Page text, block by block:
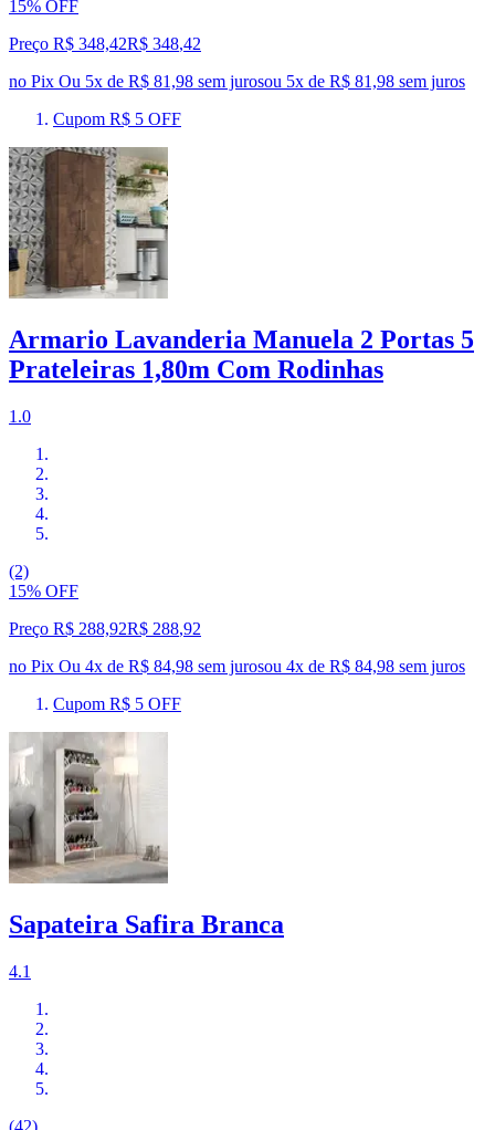
15% OFF
Preço R$ 348,42R$ 348,42
no Pix Ou 5x de R$ 81,98 sem jurosou 5x de R$ 81,98 sem juros
Cupom R$ 5 OFF
Armario Lavanderia Manuela 2 Portas 5
Prateleiras 1,80m Com Rodinhas
1.0
(2)
15% OFF
Preço R$ 288,92R$ 288,92
no Pix Ou 4x de R$ 84,98 sem jurosou 4x de R$ 84,98 sem juros
Cupom R$ 5 OFF
Sapateira Safira Branca
4.1
(42)